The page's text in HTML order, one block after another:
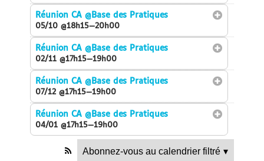
Réunion CA@Base des Pratiques
05/10 @18h15—20h00
Réunion CA@Base des Pratiques
02/11 @17h15—19h00
Réunion CA@Base des Pratiques
07/12 @17h15—19h00
Réunion CA@Base des Pratiques
04/01 @17h15—19h00
Abonnez-vous au calendrier filtré ▾